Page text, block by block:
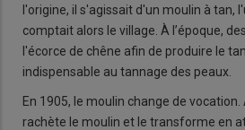
l'origine, il s'agissait d'un moulin à tan,
comptait alors le village. À l’époque,
l'écorce de chêne afin de produire le
indispensable au tannage des peaux.
En 1905, le moulin change de
rachète le moulin et le transforme en